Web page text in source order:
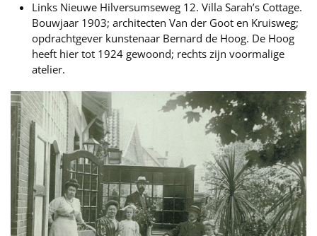
Links Nieuwe Hilversumseweg 12. Villa Sarah’s Cottage.
Bouwjaar 1903; architecten Van der Goot en Kruisweg;
opdrachtgever kunstenaar Bernard de Hoog. De Hoog
heeft hier tot 1924 gewoond; rechts zijn voormalige
atelier.